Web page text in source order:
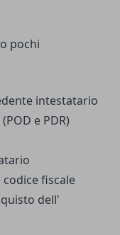
pochi
intestatario
e PDR)
fiscale
dell'